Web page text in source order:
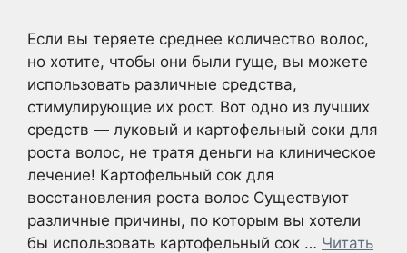
Если вы теряете среднее количество волос,
но хотите, чтобы они были гуще, вы можете
использовать различные средства,
стимулирующие их рост. Вот одно из лучших
средств — луковый и картофельный соки для
роста волос, не тратя деньги на клиническое
лечение! Картофельный сок для
восстановления роста волос Существуют
различные причины, по которым вы хотели
бы использовать картофельный сок … Читать